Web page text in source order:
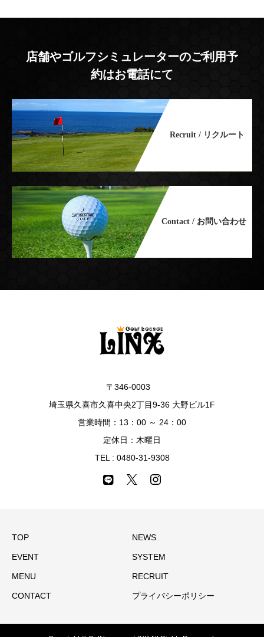
店舗やゴルフシミュレーターのご利用予
約はお電話にて
Recruit / リクルート
Contact / お問い合わせ
〒346-0003
埼玉県久喜市久喜中央2丁目9-36 大野ビル1F
営業時間：13：00 ～ 24：00
定休日：木曜日
TEL : 0480-31-9308
TOP NEWS
EVENT SYSTEM
MENU RECRUIT
CONTACT プライバシーポリシー